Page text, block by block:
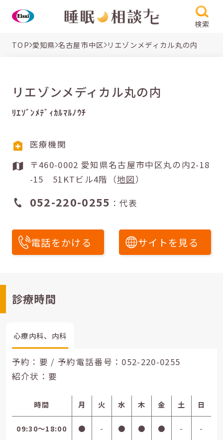
検索
TOP 愛知県 名古屋市中区 リエゾンメディカル丸の内
リエゾンメディカル丸の内
ﾘｴｿﾞﾝﾒﾃﾞｨｶﾙﾏﾙﾉｳﾁ
医療機関
〒460-0002 愛知県名古屋市中区丸の内2-18
-15 51KTビル4階（地図）
052-220-0255 ：代表
電話をかける サイトを見る
診療時間
心療内科、内科
予約：要 / 予約電話番号： 052-220-0255
紹介状：要
時間 月 火 水 木 金 土 日
09:30〜18:00 ● - ● ● ● -
-